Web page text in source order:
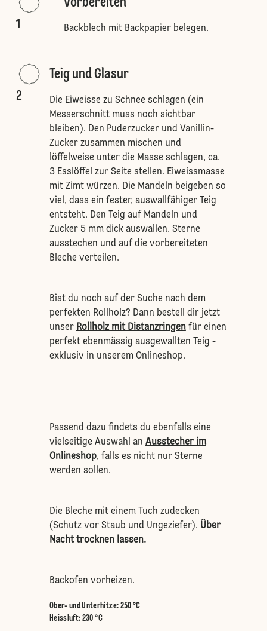
1
Vorbereiten
Backblech mit Backpapier belegen.
2
Teig und Glasur
Die Eiweisse zu Schnee schlagen (ein
Messerschnitt muss noch sichtbar
bleiben). Den Puderzucker und Vanillin-
Zucker zusammen mischen und
löffelweise unter die Masse schlagen, ca.
3 Esslöffel zur Seite stellen. Eiweissmasse
mit Zimt würzen. Die Mandeln beigeben so
viel, dass ein fester, auswallfähiger Teig
entsteht. Den Teig auf Mandeln und
Zucker 5 mm dick auswallen. Sterne
ausstechen und auf die vorbereiteten
Bleche verteilen.
Bist du noch auf der Suche nach dem
perfekten Rollholz? Dann bestell dir jetzt
unser Rollholz mit Distanzringenfür einen
perfekt ebenmässig ausgewallten Teig -
exklusiv in unserem Onlineshop.
Passend dazu findets du ebenfalls eine
vielseitige Auswahl an Ausstecher im
Onlineshop, falls es nicht nur Sterne
werden sollen.
Die Bleche mit einem Tuch zudecken
(Schutz vor Staub und Ungeziefer). Über
Nacht trocknen lassen.
Backofen vorheizen.
Ober- und Unterhitze: 250 °C
Heissluft: 230 °C